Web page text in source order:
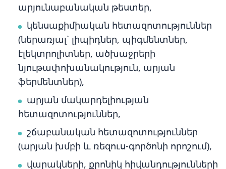
արյունաբանական թեստեր,
կենսաքիմիական հետազոտություններ
(ներառյալ` լիպիդներ, պիգմենտներ,
էլեկտրոլիտներ, ածխաջրերի
նյութափոխանակություն, արյան
ֆերմենտներ),
արյան մակարդելիության
հետազոտություններ,
շճաբանական հետազոտություններ
(արյան խմբի և ռեզուս-գործոնի որոշում),
վարակների, քրոնիկ հիվանդությունների